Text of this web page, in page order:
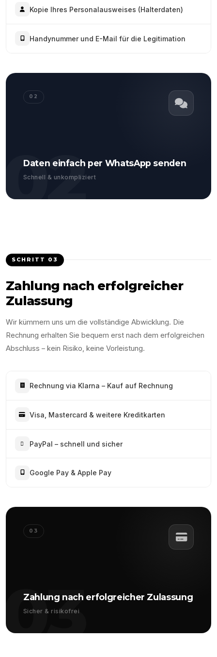
Kopie Ihres Personalausweises (Halterdaten)
Handynummer und E-Mail für die Legitimation
02
02
Daten einfach per WhatsApp senden
Schnell & unkompliziert
SCHRITT 03
Zahlung nach erfolgreicher
Zulassung
Wir kümmern uns um die vollständige Abwicklung. Die
Rechnung erhalten Sie bequem erst nach dem erfolgreichen
Abschluss – kein Risiko, keine Vorleistung.
Rechnung via Klarna – Kauf auf Rechnung
Visa, Mastercard & weitere Kreditkarten
PayPal – schnell und sicher
Google Pay & Apple Pay
03
03
Zahlung nach erfolgreicher Zulassung
Sicher & risikofrei